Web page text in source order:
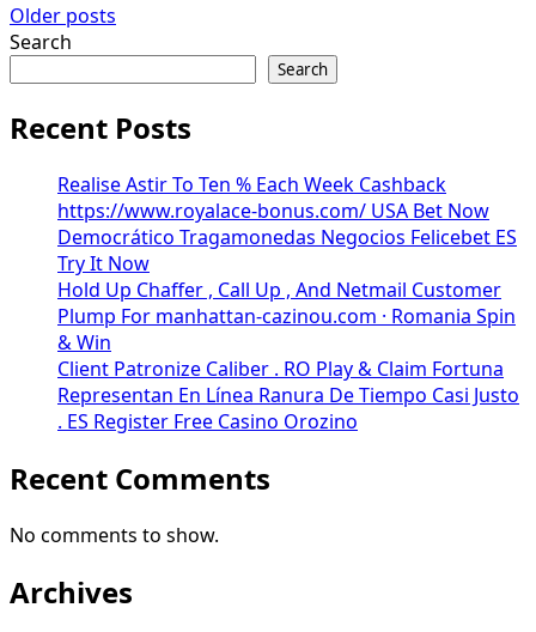
Posts
navigation
Older posts
Search
Search
Recent Posts
Realise Astir To Ten % Each Week Cashback
https://www.royalace-bonus.com/ USA Bet Now
Democrático Tragamonedas Negocios Felicebet ES
Try It Now
Hold Up Chaffer , Call Up , And Netmail Customer
Plump For manhattan-cazinou.com · Romania Spin
& Win
Client Patronize Caliber . RO Play & Claim Fortuna
Representan En Línea Ranura De Tiempo Casi Justo
. ES Register Free Casino Orozino
Recent Comments
No comments to show.
Archives